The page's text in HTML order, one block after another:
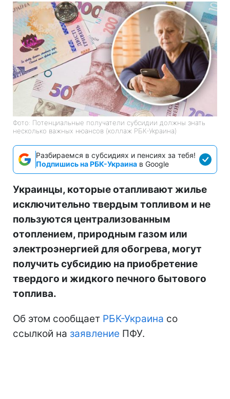
Фото: Потенциальные получатели субсидии должны знать
несколько важных нюансов (коллаж РБК-Украина)
Разбираемся в субсидиях и пенсиях за тебя!
Подпишись на РБК-Украина в Google
Украинцы, которые отапливают жилье
исключительно твердым топливом и не
пользуются централизованным
отоплением, природным газом или
электроэнергией для обогрева, могут
получить субсидию на приобретение
твердого и жидкого печного бытового
топлива.
Об этом сообщает РБК-Украина со
ссылкой на заявление ПФУ.